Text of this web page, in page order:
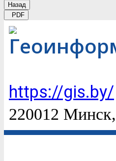
Назад
PDF
https://gis.by/
220012